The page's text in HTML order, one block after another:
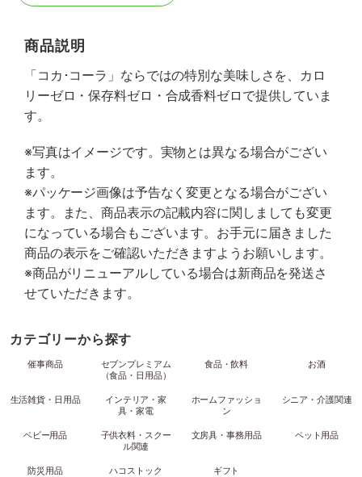
商品説明
「コカ･コーラ」ならではの特別な美味しさを、カロ
リーゼロ・保存料ゼロ・合成香料ゼロで提供していま
す。
※写真はイメージです。実物とは異なる場合がござい
ます。
※パッケージ画像は予告なく変更となる場合がござい
ます。また、商品表示の記載内容に関しましても変更
になっている場合もございます。お手元に届きました
商品の表示をご確認いただきますようお願いします。
※商品がリニューアルしている場合は新商品を発送さ
せていただきます。
カテゴリーから探す
催事商品
セブンプレミアム
（食品・日用品）
食品・飲料 お酒
生活雑貨・日用品
インテリア・家
具・家電
ホームファッショ
ン
シニア・介護関連
ベビー用品
子供衣料・スクー
ル関連
文房具・事務用品 ペット用品
防災用品 ハコストック ギフト